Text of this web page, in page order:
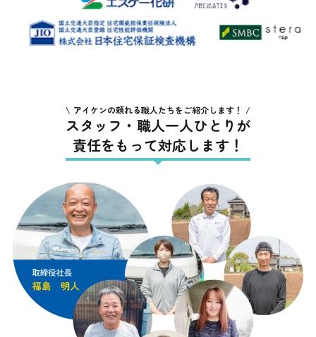
アイケンの頼れる職人たちをご紹介します！
スタッフ・職人一人ひとりが
責任をもって対応します！